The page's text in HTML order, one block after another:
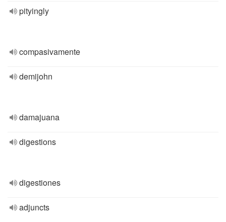
pityingly
compasivamente
demijohn
damajuana
digestions
digestiones
adjuncts